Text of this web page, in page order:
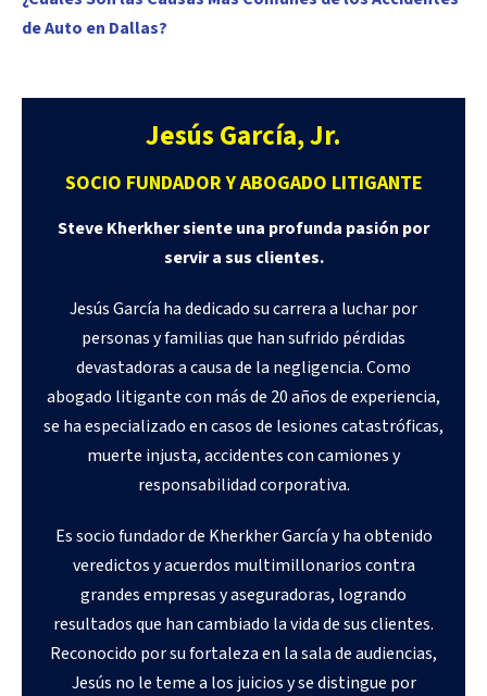
de Auto en Dallas?
Jesús García, Jr.
SOCIO FUNDADOR Y ABOGADO LITIGANTE
Steve Kherkher siente una profunda pasión por
servir a sus clientes.
Jesús García ha dedicado su carrera a luchar por
personas y familias que han sufrido pérdidas
devastadoras a causa de la negligencia. Como
abogado litigante con más de 20 años de experiencia,
se ha especializado en casos de lesiones catastróficas,
muerte injusta, accidentes con camiones y
responsabilidad corporativa.
Es socio fundador de Kherkher García y ha obtenido
veredictos y acuerdos multimillonarios contra
grandes empresas y aseguradoras, logrando
resultados que han cambiado la vida de sus clientes.
Reconocido por su fortaleza en la sala de audiencias,
Jesús no le teme a los juicios y se distingue por